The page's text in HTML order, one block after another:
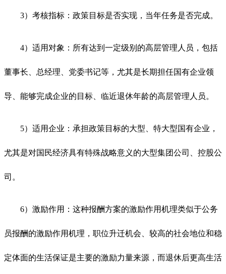
3）考核指标：政策目标是否实现，当年任务是否完成。
4）适用对象：所有达到一定级别的高层管理人员，包括
董事长、总经理、党委书记等，尤其是长期担任国有企业领
导、能够完成企业的目标、临近退休年龄的高层管理人员。
5）适用企业：承担政策目标的大型、特大型国有企业，
尤其是对国民经济具有特殊战略意义的大型集团公司、控股公
司。
6）激励作用：这种报酬方案的激励作用机理类似于公务
员报酬的激励作用机理，职位升迁机会、较高的社会地位和稳
定体面的生活保证是主要的激励力量来源，而退休后更高生活